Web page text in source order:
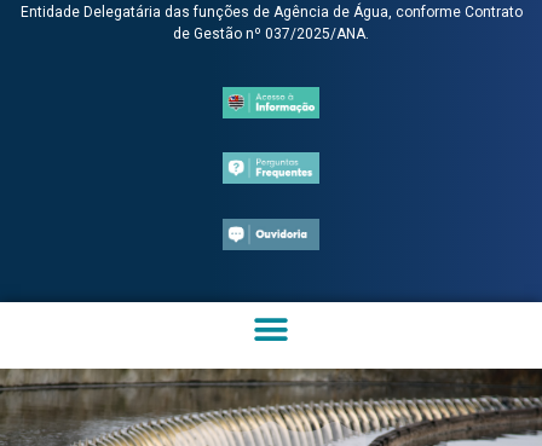
Entidade Delegatária das funções de Agência de Água, conforme Contrato
de Gestão nº 037/2025/ANA.